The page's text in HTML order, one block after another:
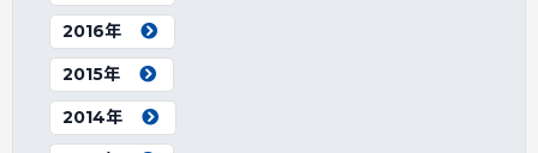
2016年
2015年
2014年